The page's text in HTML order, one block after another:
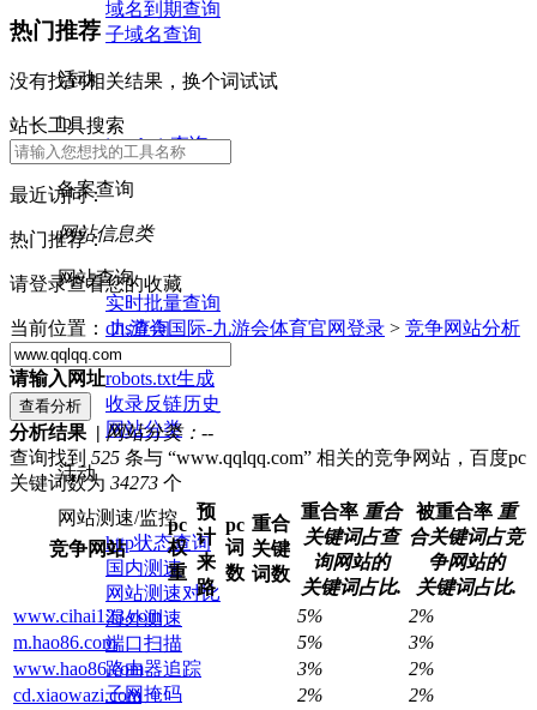
域名到期查询
子域名查询
活动
ip
ip whois查询
备案查询
网站信息类
网站查询
实时批量查询
dns查询
nslookup查询
robots.txt生成
收录反链历史
网站分类
活动
网站测速/监控
http状态查询
国内测速
网站测速对比
海外测速
端口扫描
路由器追踪
子网掩码
热门推荐
没有找到相关结果，换个词试试
站长工具搜索
最近访问：
热门推荐：
请登录查看您的收藏
当前位置：九游会国际-九游会体育官网登录 > 竞争网站分析
请输入网址
分析结果 | 网站分类： --
查询找到 525 条与 “www.qqlqq.com” 相关的竞争网站，百度pc
关键词数为 34273 个
竞争网站
pc
权
重
预
计
来
路
pc
词
数
重合
关键
词数
重合率 重合
关键词占查
询网站的
关键词占比.
被重合率 重
合关键词占竞
争网站的
关键词占比.
www.cihai123.com
5%
2%
m.hao86.com
5%
3%
www.hao86.com
3%
2%
cd.xiaowazi.com
2%
2%